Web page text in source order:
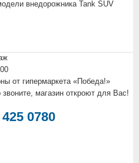
внедорожника Tank SUV
от гипермаркета «Победа!»
магазин откроют для Вас!
0780